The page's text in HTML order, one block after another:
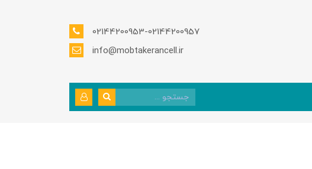
02144200953-02144200957
info@mobtakerancell.ir